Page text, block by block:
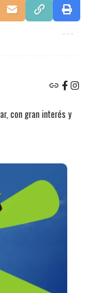
con gran interés y